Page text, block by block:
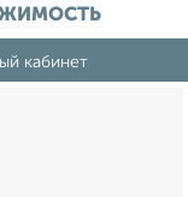
кабинет